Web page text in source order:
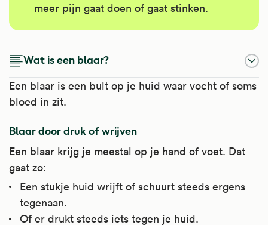
meer pijn gaat doen of gaat stinken.
Wat is een blaar?
Een blaar is een bult op je huid waar vocht of soms
bloed in zit.
Blaar door druk of wrijven
Een blaar krijg je meestal op je hand of voet. Dat
gaat zo:
Een stukje huid wrijft of schuurt steeds ergens
tegenaan.
Of er drukt steeds iets tegen je huid.